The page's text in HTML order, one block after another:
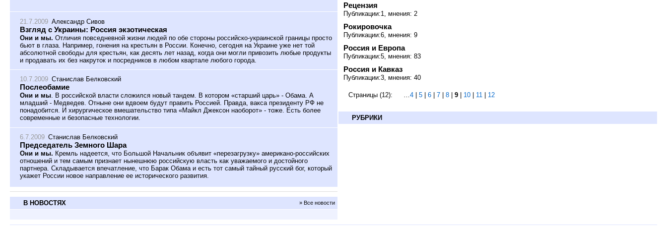
21.7.2009 Александр Сивов
Взгляд с Украины: Россия экзотическая
Они и мы. Отличия повседневной жизни людей по обе стороны российско-украинской границы просто
бьют в глаза. Например, гонения на крестьян в России. Конечно, сегодня на Украине уже нет той
абсолютной свободы для крестьян, как десять лет назад, когда они могли привозить любые продукты
и продавать их без накруток и посредников в любом квартале любого города.
10.7.2009 Станислав Белковский
Послеобамие
Они и мы. В российской власти сложился новый тандем. В котором «старший царь» - Обама. А
младший - Медведев. Отныне они вдвоем будут править Россией. Правда, вакса президенту РФ не
понадобится. И хирургическое вмешательство типа «Майкл Джексон наоборот» - тоже. Есть более
современные и безопасные технологии.
6.7.2009 Станислав Белковский
Председатель Земного Шара
Они и мы. Кремль надеется, что Большой Начальник объявит «перезагрузку» американо-российских
отношений и тем самым признает нынешнюю российскую власть как уважаемого и достойного
партнера. Складывается впечатление, что Барак Обама и есть тот самый тайный русский бог, который
укажет России новое направление ее исторического развития.
В НОВОСТЯХ » Все новости
Рецензия
Публикации:1, мнения: 2
Рокировочка
Публикации:6, мнения: 9
Россия и Европа
Публикации:5, мнения: 83
Россия и Кавказ
Публикации:3, мнения: 40
Страницы (12): …4 5 6 7 8 9 10 11 12
РУБРИКИ